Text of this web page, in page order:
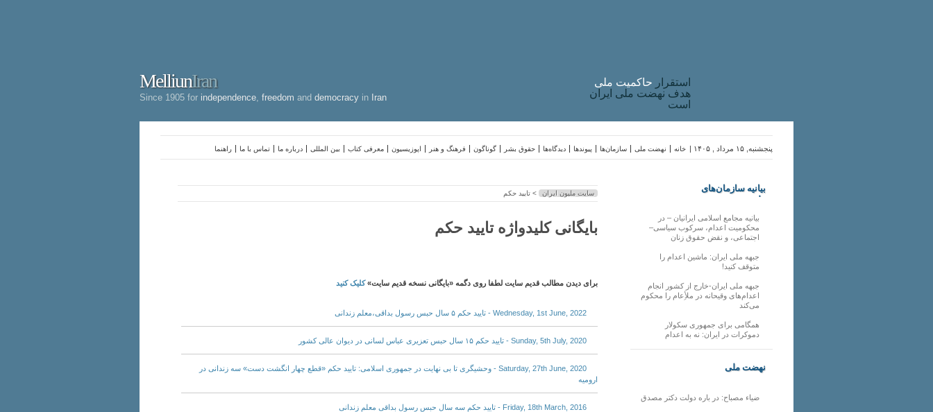
MelliunIran
Since 1905 for independence freedom and democracy in Iran
استقرار حاکميت ملی
هدف نهضت ملی ایران
است
راهنما تماس با ما درباره ما بین المللی معرفی کتاب اپوزیسیون فرهنگ و هنر گوناگون حقوق بشر دیدگاه‌ها پیوندها سازمان‌ها نهضت ملی خانه پنجشنبه, ۱۵ مرداد , ۱۴۰۵ |
سایت ملیون ایران > تایید حکم
بایگانی کلیدواژه تایید حکم
برای دیدن مطالب قدیم سایت لطفا روی دگمه «بایگانی نسخه قدیم سایت»کلیک کنید
Wednesday, 1st June, 2022 - تایید حکم ۵ سال حبس رسول بداقی،معلم زندانی
Sunday, 5th July, 2020 - تایید حکم ۱۵ سال حبس تعزیری عباس لسانی در دیوان عالی کشور
Saturday, 27th June, 2020 - وحشیگری تا بی نهایت در جمهوری اسلامی: تایید حکم «قطع چهار انگشت دست» سه زندانی در
ارومیه
Friday, 18th March, 2016 - تایید حکم سه سال حبس رسول بداقی معلم زندانی
بیانیه سازمان‌های
ملی
بیانیه مجامع اسلامی ایرانیان – در
محکومیت اعدام، سرکوب سیاسی–
اجتماعی، و نقض حقوق زنان
جبهه ملی ایران: ماشین اعدام را
متوقف کنید!
جبهه ملی ایران-خارج از کشور انجام
اعدام‌های وقیحانه در ملأِعام را محکوم
می‌کند
همگامی برای جمهوری سکولار
دموکرات در ایران: نه به اعدام
نهضت ملی
ضیاء مصباح: در باره دولت دکتر مصدق